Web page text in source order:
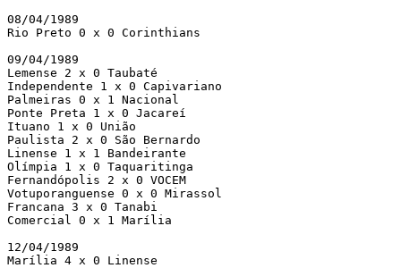
08/04/1989
Rio Preto 0 x 0 Corinthians
09/04/1989
Lemense 2 x 0 Taubaté
Independente 1 x 0 Capivariano
Palmeiras 0 x 1 Nacional
Ponte Preta 1 x 0 Jacareí
Ituano 1 x 0 União
Paulista 2 x 0 São Bernardo
Linense 1 x 1 Bandeirante
Olímpia 1 x 0 Taquaritinga
Fernandópolis 2 x 0 VOCEM
Votuporanguense 0 x 0 Mirassol
Francana 3 x 0 Tanabi
Comercial 0 x 1 Marília
12/04/1989
Marília 4 x 0 Linense